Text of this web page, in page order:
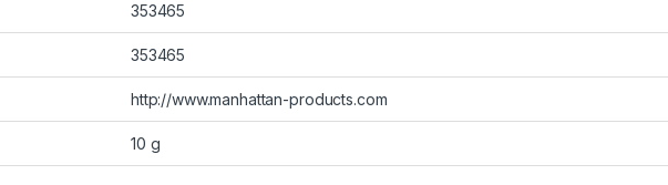
353465
353465
http://www.manhattan-products.com
10 g